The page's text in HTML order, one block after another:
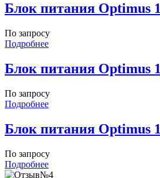
Блок питания Optimus
По запросу
Подробнее
Блок питания Optimus
По запросу
Подробнее
Блок питания Optimus
По запросу
Подробнее